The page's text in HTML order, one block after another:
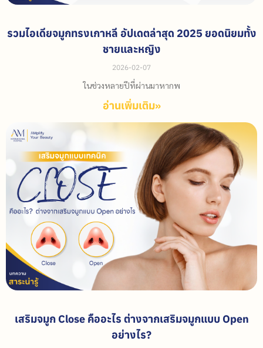
รวมไอเดียจมูกทรงเกาหลี อัปเดตล่าสุด 2025 ยอดนิยมทั้ง
ชายและหญิง
2026-02-07
ในช่วงหลายปีที่ผ่านมาหากพ
อ่านเพิ่มเติม»
เสริมจมูก Close คืออะไร ต่างจากเสริมจมูกแบบ Open
อย่างไร?